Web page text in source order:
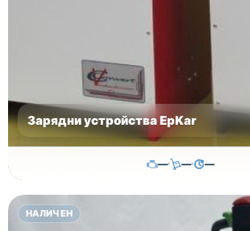
Зарядни устройства EpKar
— — —
500.00€
Височина
НАЛИЧЕН